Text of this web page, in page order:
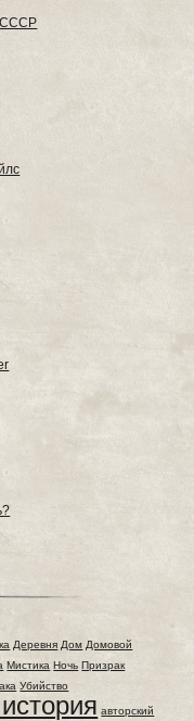
Деревня Дом Домовой
Мистика Ночь Призрак
Убийство
авторский